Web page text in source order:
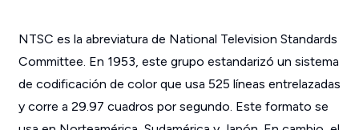
NTSC es la abreviatura de National Television Standards
Committee. En 1953, este grupo estandarizó un sistema
de codificación de color que usa 525 líneas entrelazadas
y corre a 29.97 cuadros por segundo. Este formato se